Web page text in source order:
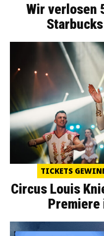
Wir verlosen
TICKETS
Circus Louis
Premiere